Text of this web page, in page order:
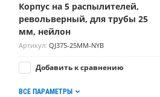
Корпус на 5 распылителей,
револьверный, для трубы 25
мм, нейлон
Артикул: QJ375-25MM-NYB
Добавить к сравнению
ВСЕ ПАРАМЕТРЫ